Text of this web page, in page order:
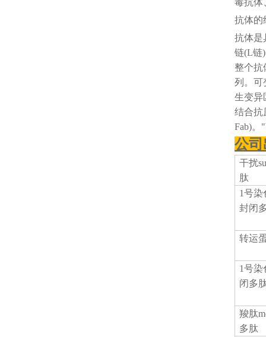
毒抗体
抗体的
抗体是
链(L链
整个抗
列。可
生变异
结合抗
Fab)。
公
干扰
肽
1号染
封闭
转运
1号染
闭多
羧肽
多肽